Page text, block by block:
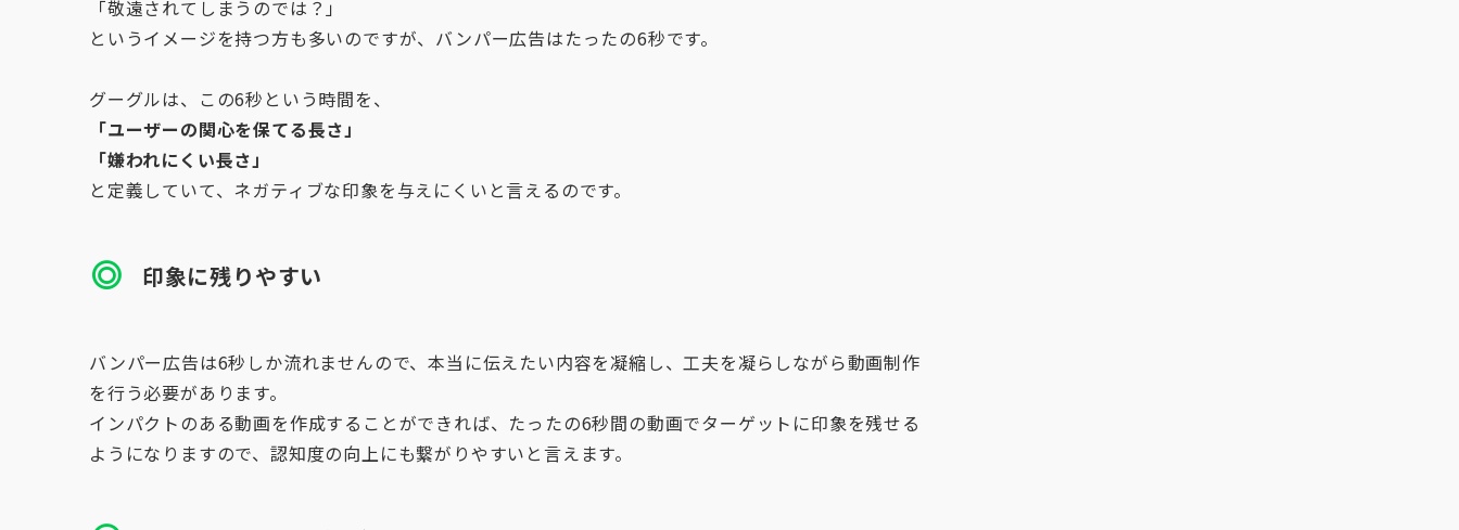
「敬遠されてしまうのでは？」
というイメージを持つ方も多いのですが、バンパー広告はたったの6秒です。
グーグルは、この6秒という時間を、
「ユーザーの関心を保てる長さ」
「嫌われにくい長さ」
と定義していて、ネガティブな印象を与えにくいと言えるのです。
印象に残りやすい
バンパー広告は6秒しか流れませんので、本当に伝えたい内容を凝縮し、工夫を凝らしながら動画制作
を行う必要があります。
インパクトのある動画を作成することができれば、たったの6秒間の動画でターゲットに印象を残せる
ようになりますので、認知度の向上にも繋がりやすいと言えます。